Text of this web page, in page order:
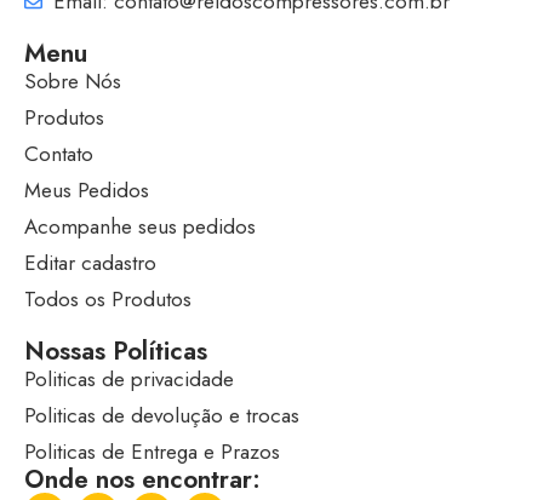
Menu
Sobre Nós
Produtos
Contato
Meus Pedidos
Acompanhe seus pedidos
Editar cadastro
Todos os Produtos
Nossas Políticas
Politicas de privacidade
Politicas de devolução e trocas
Politicas de Entrega e Prazos
Onde nos encontrar: